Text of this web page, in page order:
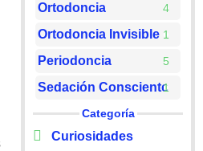
Ortodoncia 4
Ortodoncia Invisible 1
Periodoncia 5
Sedación Consciente
1
Categoría
Curiosidades